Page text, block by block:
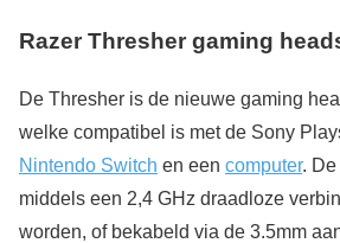
Razer Thresher gaming
De Thresher is de nieuwe gaming
welke compatibel is met de Sony
Nintendo Switch en een computer.
middels een 2,4 GHz draadloze
worden, of bekabeld via de 3.5mm